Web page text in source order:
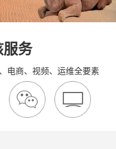
服务
电商、视频、运维全要素